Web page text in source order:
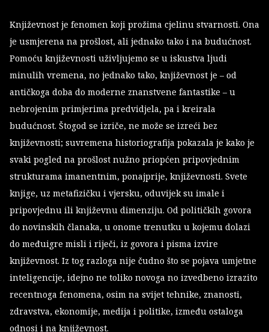
Književnost je fenomen koji prožima cjelinu stvarnosti. Ona
je usmjerena na prošlost, ali jednako tako i na budućnost.
Pomoću književnosti uživljujemo se u iskustva ljudi
minulih vremena, no jednako tako, književnost je – od
antičkoga doba do moderne znanstvene fantastike – u
nebrojenim primjerima predvidjela, pa i kreirala
budućnost. Štogod se izriče, ne može se izreći bez
književnosti; suvremena historiografija pokazala je kako je
svaki pogled na prošlost nužno priopćen pripovjednim
strukturama imanentnim, ponajprije, književnosti. Svete
knjige, uz metafizičku i vjersku, oduvijek su imale i
pripovjednu ili književnu dimenziju. Od političkih govora
do novinskih članaka, u onome trenutku u kojemu dolazi
do međuigre misli i riječi, iz govora i pisma izvire
književnost. Iz tog razloga nije čudno što se pojava umjetne
inteligencije, idejno ne toliko novoga no izvedbeno izrazito
recentnoga fenomena, osim na svijet tehnike, znanosti,
zdravstva, ekonomije, medija i politike, između ostaloga
odnosi i na književnost.